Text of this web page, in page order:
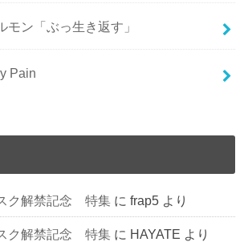
モン「ぶっ生き返す」
Pain
ク解禁記念 特集 にfrap5 より
ク解禁記念 特集 に HAYATE より